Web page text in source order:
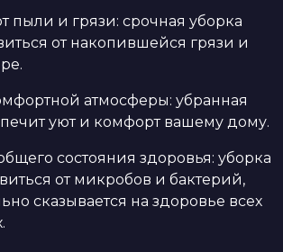
пыли и грязи: срочная уборка
от накопившейся грязи и
атмосферы: убранная
уют и комфорт вашему дому.
состояния здоровья: уборка
от микробов и бактерий,
сказывается на здоровье всех